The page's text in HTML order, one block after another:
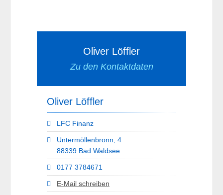
Oliver Löffler
Zu den Kontaktdaten
Oliver Löffler
LFC Finanz
Untermöllenbronn, 4
88339 Bad Waldsee
0177 3784671
E-Mail schreiben